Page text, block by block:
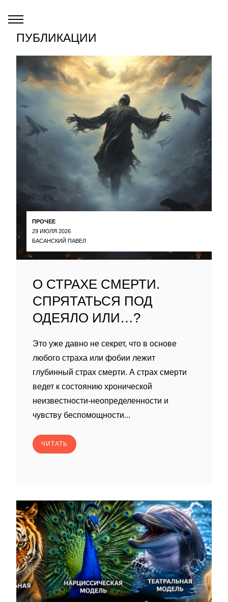
ПУБЛИКАЦИИ
ПРОЧЕЕ
29 ИЮЛЯ 2026
БАСАНСКИЙ ПАВЕЛ
О СТРАХЕ СМЕРТИ.
СПРЯТАТЬСЯ ПОД
ОДЕЯЛО ИЛИ…?
Это уже давно не секрет, что в основе
любого страха или фобии лежит
глубинный страх смерти. А страх смерти
ведет к состоянию хронической
неизвестности-неопределенности и
чувству беспомощности...
ЧИТАТЬ